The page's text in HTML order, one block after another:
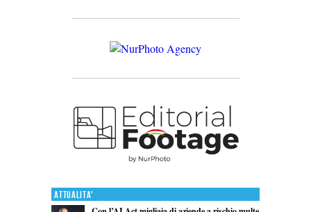
Attualita'